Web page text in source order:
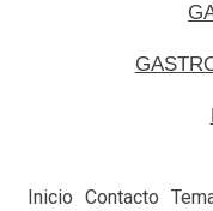
Inicio Contacto